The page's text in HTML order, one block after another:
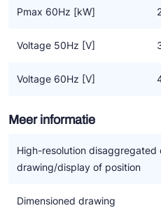
commerciële – en industriële
• Zuiggas gekoelde semi
• Werkdruk tot 51bar (tc = 15 °C)
• “High efficiency” in diepvries
Specificaties
• Hoogste efficiency tegen de
• Groot bereik van
Pmax 60Hz [kW]
Voltage 50Hz [V]
Voltage 60Hz [V]
Meer informatie
High-resolution disaggregated
drawing/display of position
Dimensioned drawing